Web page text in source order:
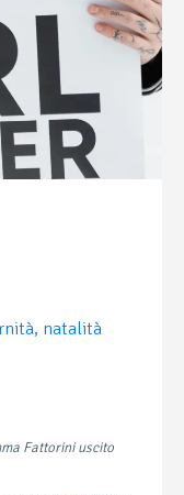
, natalità
Fattorini uscito